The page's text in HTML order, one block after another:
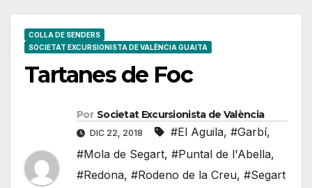
COLLA DE SENDERS
SOCIETAT EXCURSIONISTA DE VALÈNCIA GUAITA
Tartanes de Foc
Por Societat Excursionista de València
DIC 22, 2018 #El Aguila, #Garbí,
#Mola de Segart, #Puntal de l'Abella,
#Redona, #Rodeno de la Creu, #Segart